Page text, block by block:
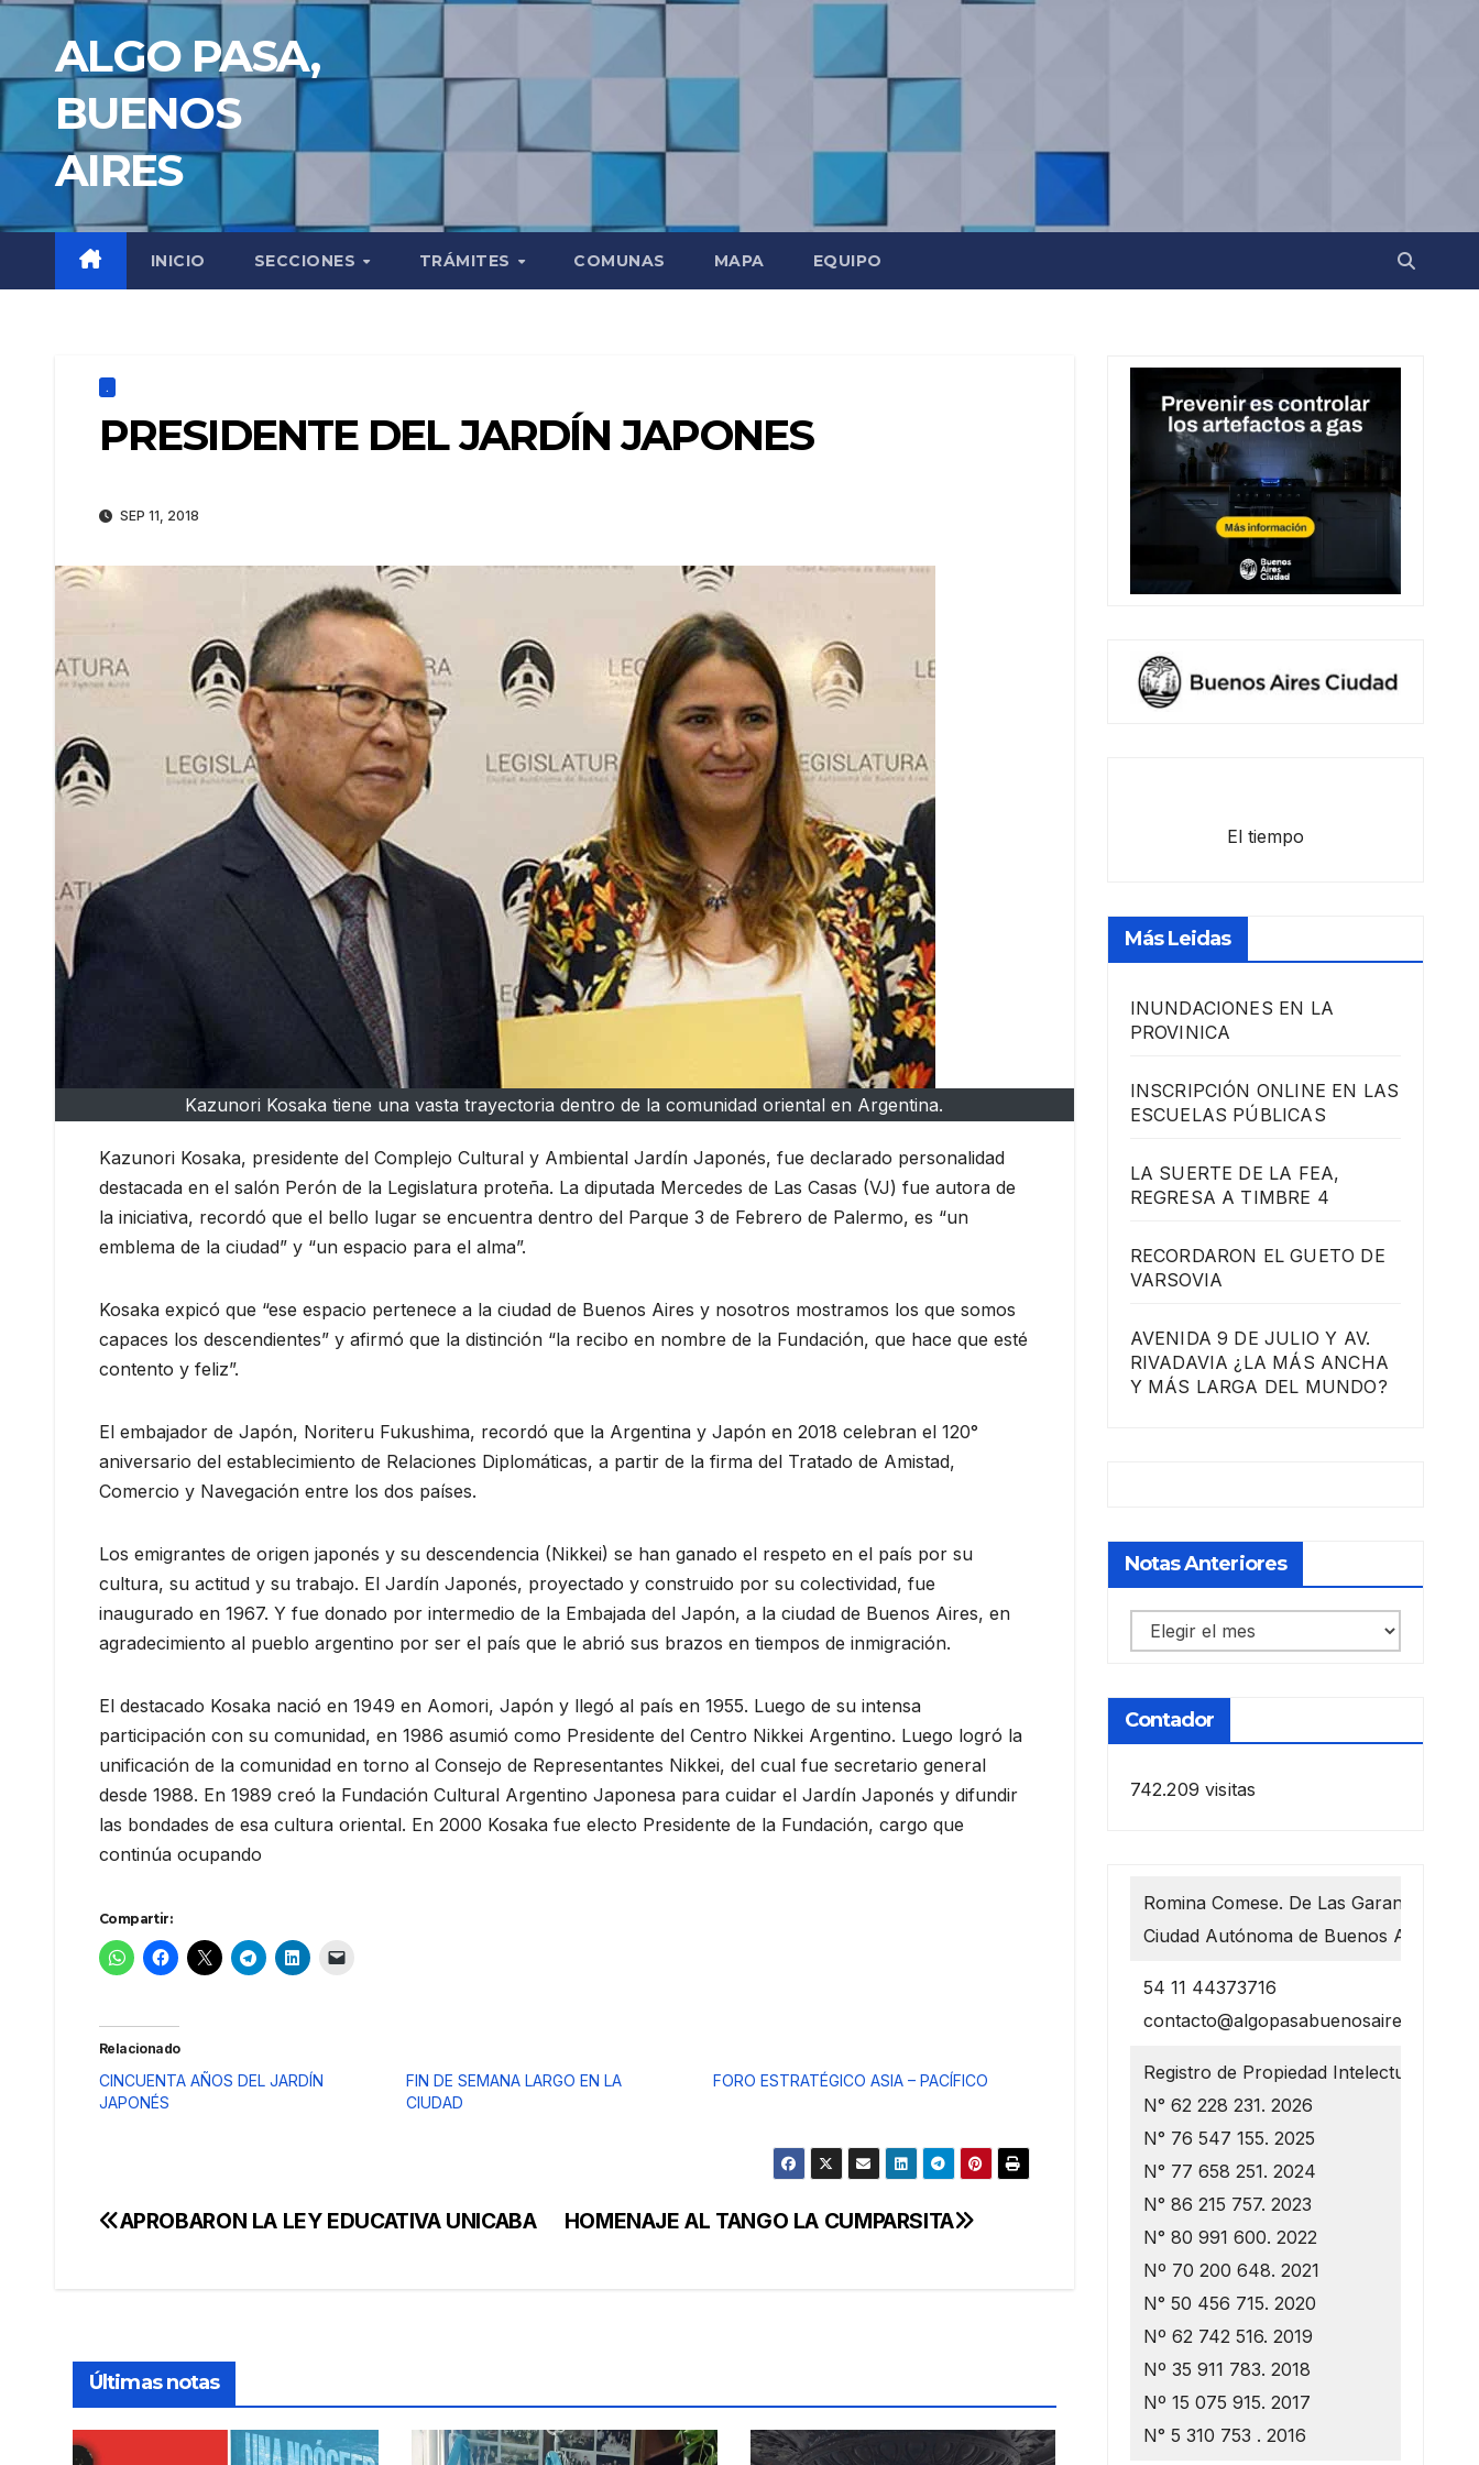
Saltar
contenidoALGO PASA,
BUENOS
AIRES
INICIO SECCIONES TRÁMITES COMUNAS MAPA EQUIPO
.
PRESIDENTE DEL JARDÍN JAPONES
SEP 11, 2018
Kazunori Kosaka tiene una vasta trayectoria dentro de la comunidad oriental en Argentina.
Kazunori Kosaka, presidente del Complejo Cultural y Ambiental Jardín Japonés, fue declarado personalidad
destacada en el salón Perón de la Legislatura proteña. La diputada Mercedes de Las Casas (VJ) fue autora de
la iniciativa, recordó que el bello lugar se encuentra dentro del Parque 3 de Febrero de Palermo, es “un
emblema de la ciudad” y “un espacio para el alma”.
Kosaka expicó que “ese espacio pertenece a la ciudad de Buenos Aires y nosotros mostramos los que somos
capaces los descendientes” y afirmó que la distinción “la recibo en nombre de la Fundación, que hace que esté
contento y feliz”.
El embajador de Japón, Noriteru Fukushima, recordó que la Argentina y Japón en 2018 celebran el 120°
aniversario del establecimiento de Relaciones Diplomáticas, a partir de la firma del Tratado de Amistad,
Comercio y Navegación entre los dos países.
Los emigrantes de origen japonés y su descendencia (Nikkei) se han ganado el respeto en el país por su
cultura, su actitud y su trabajo. El Jardín Japonés, proyectado y construido por su colectividad, fue
inaugurado en 1967. Y fue donado por intermedio de la Embajada del Japón, a la ciudad de Buenos Aires, en
agradecimiento al pueblo argentino por ser el país que le abrió sus brazos en tiempos de inmigración.
El destacado Kosaka nació en 1949 en Aomori, Japón y llegó al país en 1955. Luego de su intensa
participación con su comunidad, en 1986 asumió como Presidente del Centro Nikkei Argentino. Luego logró la
unificación de la comunidad en torno al Consejo de Representantes Nikkei, del cual fue secretario general
desde 1988. En 1989 creó la Fundación Cultural Argentino Japonesa para cuidar el Jardín Japonés y difundir
las bondades de esa cultura oriental. En 2000 Kosaka fue electo Presidente de la Fundación, cargo que
continúa ocupando
Compartir:
Relacionado
CINCUENTA AÑOS DEL JARDÍN
JAPONÉS
FIN DE SEMANA LARGO EN LA
CIUDAD
FORO ESTRATÉGICO ASIA – PACÍFICO
Navegación
HOMENAJE AL TANGO LA CUMPARSITA
APROBARON LA LEY EDUCATIVA UNICABA
Últimas notas
El tiempo
Más Leidas
INUNDACIONES EN LA
PROVINICA
INSCRIPCIÓN ONLINE EN LAS
ESCUELAS PÚBLICAS
LA SUERTE DE LA FEA,
REGRESA A TIMBRE 4
RECORDARON EL GUETO DE
VARSOVIA
AVENIDA 9 DE JULIO Y AV.
RIVADAVIA ¿LA MÁS ANCHA
Y MÁS LARGA DEL MUNDO?
Notas Anteriores
Notas
anteriores
Contador
742.209 visitas
Romina Comese. De Las Garantías 1218
Ciudad Autónoma de Buenos Aires
54 11 44373716
contacto@algopasabuenosaires.com.ar
Registro de Propiedad Intelectual
N° 62 228 231. 2026
N° 76 547 155. 2025
N° 77 658 251. 2024
N° 86 215 757. 2023
N° 80 991 600. 2022
Nº 70 200 648. 2021
N° 50 456 715. 2020
Nº 62 742 516. 2019
Nº 35 911 783. 2018
Nº 15 075 915. 2017
N° 5 310 753 . 2016